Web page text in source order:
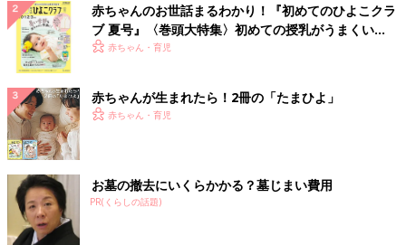
赤ちゃんのお世話まるわかり！『初めてのひよこクラ
ブ 夏号』〈巻頭大特集〉初めての授乳がうまくい
く！ おっぱい・ミルクの基本と夏のトラブル 解決テ
赤ちゃん・育児
赤ちゃんが生まれたら！2冊の「たまひよ」
赤ちゃん・育児
お墓の撤去にいくらかかる？墓じまい費用
PR(くらしの話題)